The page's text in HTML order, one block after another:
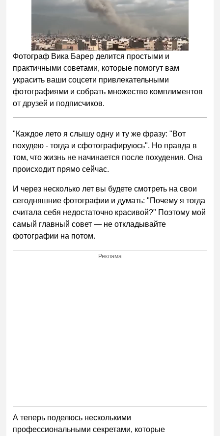
Фотограф Вика Барер делится простыми и
практичными советами, которые помогут вам
украсить ваши соцсети привлекательными
фотографиями и собрать множество комплиментов
от друзей и подписчиков.
"Каждое лето я слышу одну и ту же фразу: "Вот
похудею - тогда и сфотографируюсь". Но правда в
том, что жизнь не начинается после похудения. Она
происходит прямо сейчас.
И через несколько лет вы будете смотреть на свои
сегодняшние фотографии и думать: "Почему я тогда
считала себя недостаточно красивой?" Поэтому мой
самый главный совет — не откладывайте
фотографии на потом.
Реклама
А теперь поделюсь несколькими
профессиональными секретами, которые